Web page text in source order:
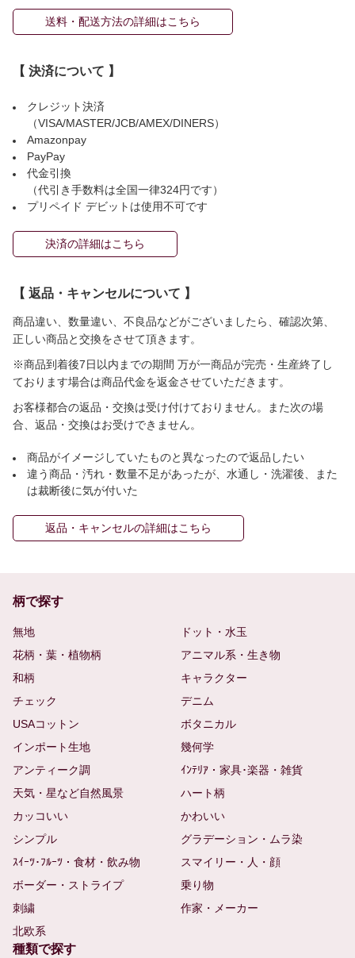
送料・配送方法の詳細はこちら
【 決済について 】
クレジット決済
（VISA/MASTER/JCB/AMEX/DINERS）
Amazonpay
PayPay
代金引換
（代引き手数料は全国一律324円です）
プリペイド デビットは使用不可です
決済の詳細はこちら
【 返品・キャンセルについて 】
商品違い、数量違い、不良品などがございましたら、確認次第、
正しい商品と交換をさせて頂きます。
※商品到着後7日以内までの期間 万が一商品が完売・生産終了し
ております場合は商品代金を返金させていただきます。
お客様都合の返品・交換は受け付けておりません。また次の場
合、返品・交換はお受けできません。
商品がイメージしていたものと異なったので返品したい
違う商品・汚れ・数量不足があったが、水通し・洗濯後、また
は裁断後に気が付いた
返品・キャンセルの詳細はこちら
柄で探す
無地
ドット・水玉
花柄・葉・植物柄
アニマル系・生き物
和柄
キャラクター
チェック
デニム
USAコットン
ボタニカル
インポート生地
幾何学
アンティーク調
ｲﾝﾃﾘｱ・家具･楽器・雑貨
天気・星など自然風景
ハート柄
カッコいい
かわいい
シンプル
グラデーション・ムラ染
ｽｲｰﾂ･ﾌﾙｰﾂ・食材・飲み物
スマイリー・人・顔
ボーダー・ストライプ
乗り物
刺繍
作家・メーカー
北欧系
種類で探す